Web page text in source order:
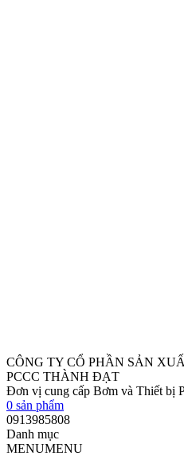
CÔNG TY CỔ PHẦN SẢN
PCCC THÀNH ĐẠT
Đơn vị cung cấp Bơm và Thiết bị
0 sản phẩm
0913985808
Danh mục
MENUMENU